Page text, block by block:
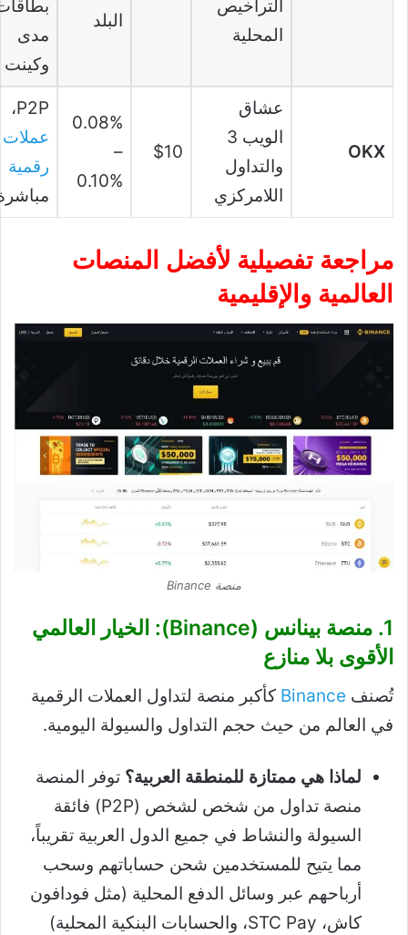
التراخيص
المحلية
البلد
مدى
وكينت
OKX
عشاق
الويب 3
والتداول
اللامركزي
$10
0.08%
–
0.10%
P2P،
عملات
رقمية
مراجعة تفصيلية لأفضل المنصات
العالمية والإقليمية
منصة Binance
1. منصة بينانس (Binance): الخيار العالمي
الأقوى بلا منازع
تُصنف Binance كأكبر منصة لتداول العملات الرقمية
في العالم من حيث حجم التداول والسيولة اليومية.
لماذا هي ممتازة للمنطقة العربية؟ توفر المنصة
منصة تداول من شخص لشخص (P2P) فائقة
السيولة والنشاط في جميع الدول العربية تقريباً،
مما يتيح للمستخدمين شحن حساباتهم وسحب
أرباحهم عبر وسائل الدفع المحلية (مثل فودافون
كاش، STC Pay، والحسابات البنكية المحلية)